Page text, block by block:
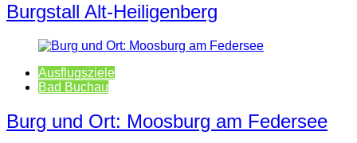
Burgstall Alt-Heiligenberg
Ausflugsziele
Bad Buchau
Burg und Ort: Moosburg am Federsee